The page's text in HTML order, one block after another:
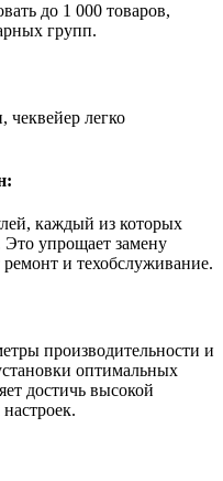
до 1 000 товаров,
групп.
чеквейер легко
каждый из которых
Это упрощает замену
и техобслуживание.
производительности и
оптимальных
достичь высокой